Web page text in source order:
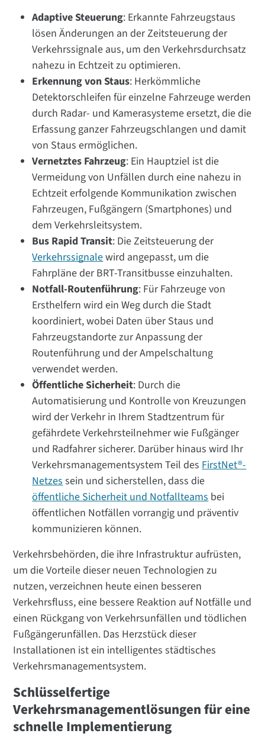
Adaptive Steuerung: Erkannte Fahrzeugstaus
lösen Änderungen an der Zeitsteuerung der
Verkehrssignale aus, um den Verkehrsdurchsatz
nahezu in Echtzeit zu optimieren.
Erkennung von Staus: Herkömmliche
Detektorschleifen für einzelne Fahrzeuge werden
durch Radar- und Kamerasysteme ersetzt, die die
Erfassung ganzer Fahrzeugschlangen und damit
von Staus ermöglichen.
Vernetztes Fahrzeug: Ein Hauptziel ist die
Vermeidung von Unfällen durch eine nahezu in
Echtzeit erfolgende Kommunikation zwischen
Fahrzeugen, Fußgängern (Smartphones) und
dem Verkehrsleitsystem.
Bus Rapid Transit: Die Zeitsteuerung der
Verkehrssignalewird angepasst, um die
Fahrpläne der BRT-Transitbusse einzuhalten.
Notfall-Routenführung: Für Fahrzeuge von
Ersthelfern wird ein Weg durch die Stadt
koordiniert, wobei Daten über Staus und
Fahrzeugstandorte zur Anpassung der
Routenführung und der Ampelschaltung
verwendet werden.
Öffentliche Sicherheit: Durch die
Automatisierung und Kontrolle von Kreuzungen
wird der Verkehr in Ihrem Stadtzentrum für
gefährdete Verkehrsteilnehmer wie Fußgänger
und Radfahrer sicherer. Darüber hinaus wird Ihr
Verkehrsmanagementsystem Teil des FirstNet®-
Netzes sein und sicherstellen, dass die
öffentliche Sicherheit und Notfallteams bei
öffentlichen Notfällen vorrangig und präventiv
kommunizieren können.
Verkehrsbehörden, die ihre Infrastruktur aufrüsten,
um die Vorteile dieser neuen Technologien zu
nutzen, verzeichnen heute einen besseren
Verkehrsfluss, eine bessere Reaktion auf Notfälle und
einen Rückgang von Verkehrsunfällen und tödlichen
Fußgängerunfällen. Das Herzstück dieser
Installationen ist ein intelligentes städtisches
Verkehrsmanagementsystem.
Schlüsselfertige
Verkehrsmanagementlösungen für eine
schnelle Implementierung